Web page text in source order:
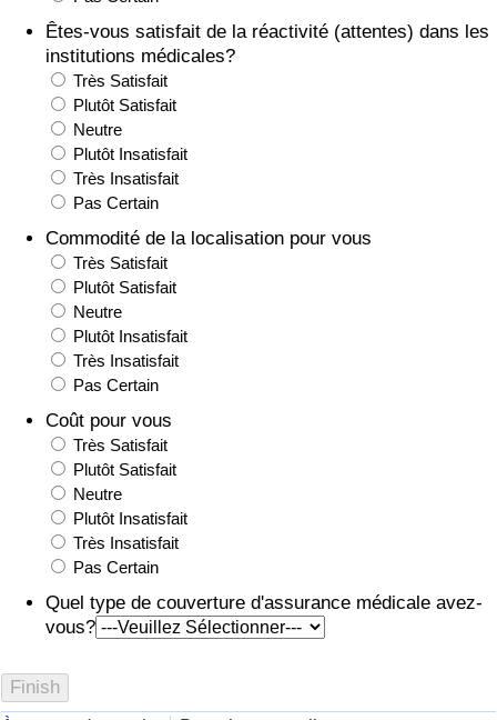
Êtes-vous satisfait de la réactivité (attentes) dans les
institutions médicales?
Très Satisfait
Plutôt Satisfait
Neutre
Plutôt Insatisfait
Très Insatisfait
Pas Certain
Commodité de la localisation pour vous
Très Satisfait
Plutôt Satisfait
Neutre
Plutôt Insatisfait
Très Insatisfait
Pas Certain
Coût pour vous
Très Satisfait
Plutôt Satisfait
Neutre
Plutôt Insatisfait
Très Insatisfait
Pas Certain
Quel type de couverture d'assurance médicale avez-
vous?